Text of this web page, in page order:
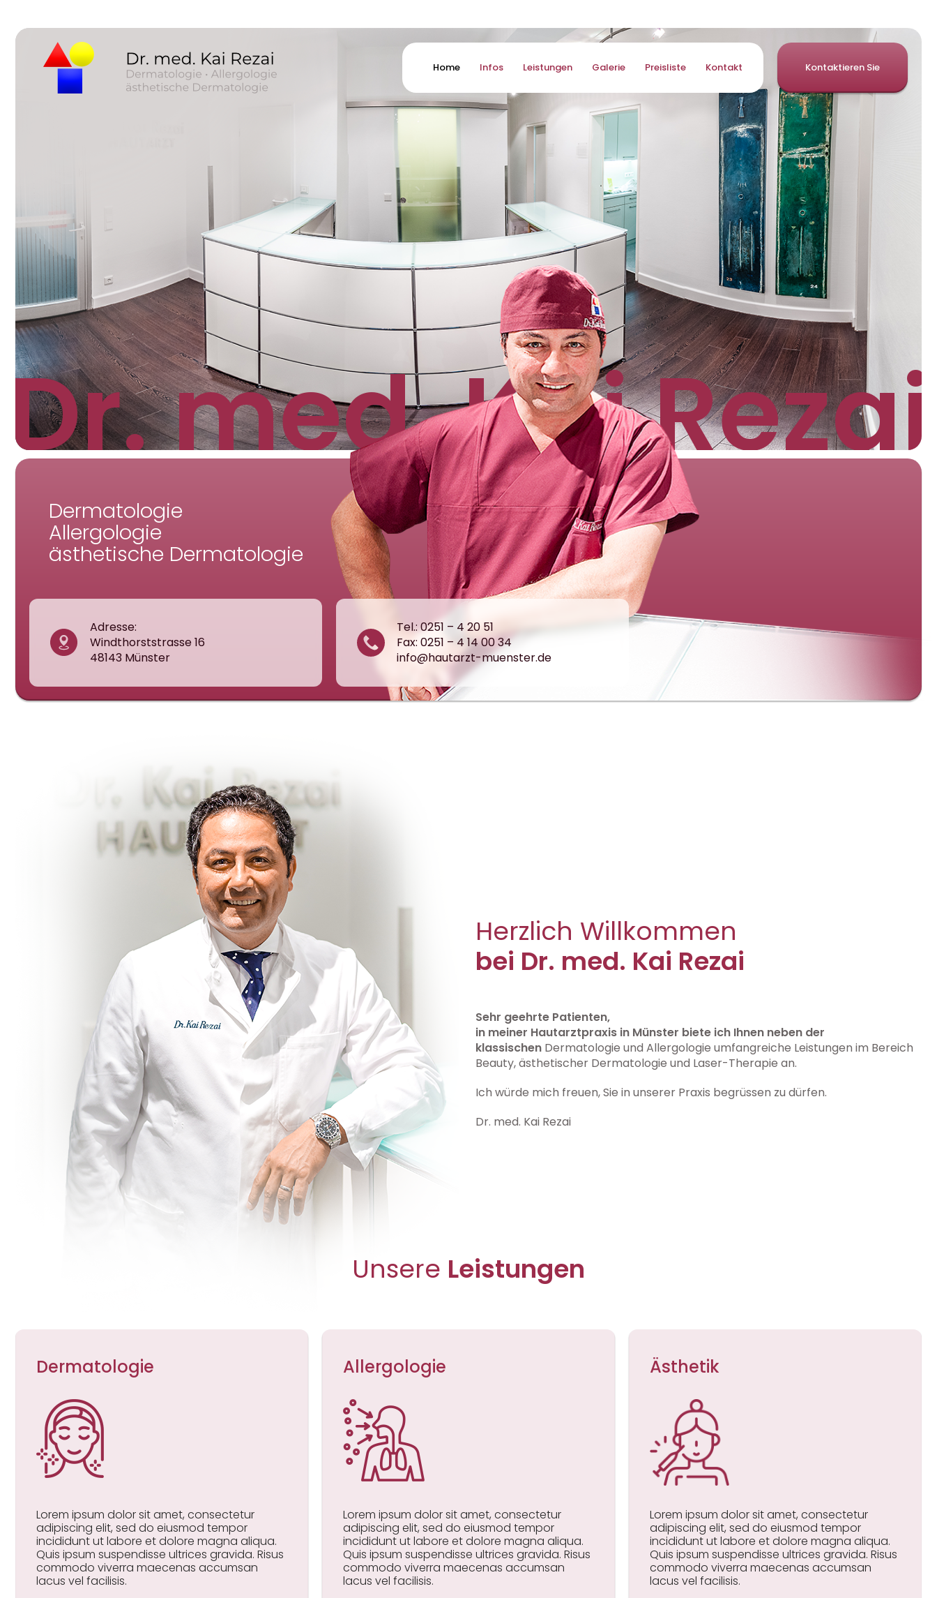
Home Infos Leistungen Galerie Preisliste Kontakt Kontaktieren Sie
Dr. med. Kai Rezai
Dermatologie
Allergologie
ästhetische Dermatologie
Adresse:
Windthorststrasse 16
48143 Münster
Tel.: 0251 – 4 20 51
Fax: 0251 – 4 14 00 34
info@hautarzt-muenster.de
Herzlich Willkommen
bei Dr. med. Kai Rezai
Sehr geehrte Patienten,
in meiner Hautarztpraxis in Münster biete ich Ihnen neben der
klassischen Dermatologie und Allergologie umfangreiche Leistungen im Bereich
Beauty, ästhetischer Dermatologie und Laser-Therapie an.
Ich würde mich freuen, Sie in unserer Praxis begrüssen zu dürfen.
Dr. med. Kai Rezai
Unsere Leistungen
Dermatologie
Lorem ipsum dolor sit amet, consectetur
adipiscing elit, sed do eiusmod tempor
incididunt ut labore et dolore magna aliqua.
Quis ipsum suspendisse ultrices gravida. Risus
commodo viverra maecenas accumsan
lacus vel facilisis.
Allergologie
Lorem ipsum dolor sit amet, consectetur
adipiscing elit, sed do eiusmod tempor
incididunt ut labore et dolore magna aliqua.
Quis ipsum suspendisse ultrices gravida. Risus
commodo viverra maecenas accumsan
lacus vel facilisis.
Ästhetik
Lorem ipsum dolor sit amet, consectetur
adipiscing elit, sed do eiusmod tempor
incididunt ut labore et dolore magna aliqua.
Quis ipsum suspendisse ultrices gravida. Risus
commodo viverra maecenas accumsan
lacus vel facilisis.
Impressum
Datenschutz